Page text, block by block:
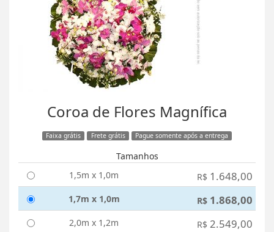
Coroa de Flores Magnífica
Faixa grátis Frete grátis Pague somente após a entrega
Tamanhos
1,5m x 1,0m
R$ 1.648,00
1,7m x 1,0m R$ 1.868,00
2,0m x 1,2m R$ 2.549,00